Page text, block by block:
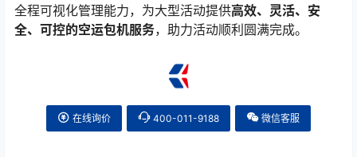
全程可视化管理能力，为大型活动提供高效、灵活、安
全、可控的空运包机服务，助力活动顺利圆满完成。
在线询价 400-011-9188 微信客服